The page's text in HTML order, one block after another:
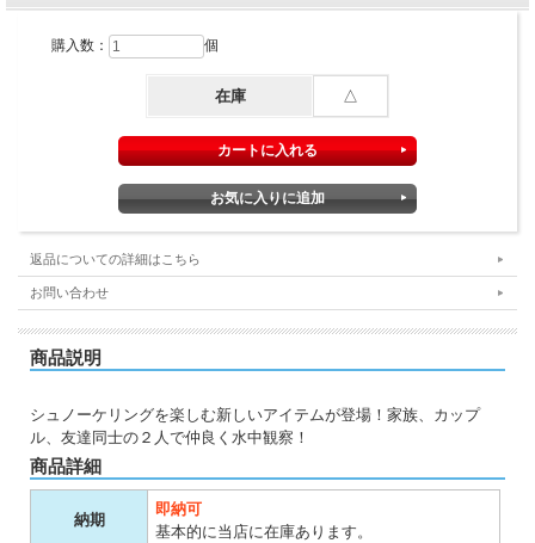
購入数： 個
在庫 △
返品についての詳細はこちら
お問い合わせ
商品説明
シュノーケリングを楽しむ新しいアイテムが登場！家族、カップ
ル、友達同士の２人で仲良く水中観察！
商品詳細
納期
即納可
基本的に当店に在庫あります。